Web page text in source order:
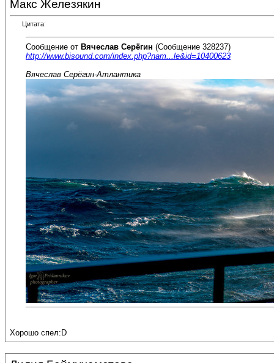
Макс Железякин
Цитата:
Сообщение от Вячеслав Серёгин (Сообщение 328237)
http://www.bisound.com/index.php?nam...le&id=10400623
Вячеслав Серёгин-Атлантика
Хорошо спел:D